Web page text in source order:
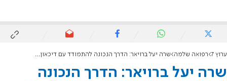
ערוץ 7 רפואה שלמה שרה יעל ברויאר: הדרך הנכונה להתמודד עם דיכאון לאחר לידה
שרה יעל ברויאר: הדרך הנכונה